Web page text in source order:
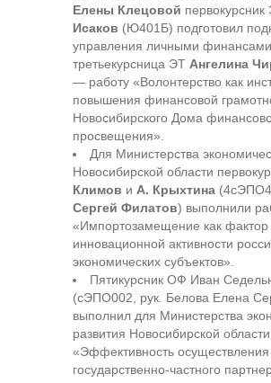
Елены Клецовой первокурсник
Исаков (Ю401Б) подготовил
управления личными
третьекурсница ЭТ Ангелина
— работу «Волонтерство как
повышения финансовой
Новосибирского Дома
просвещения».
Для Министерства
Новосибирской области
Климов и А. Крыхтина
Сергей Филатов) выполнили
«Импортозамещение как
инновационной активности
экономических субъектов».
Пятикурсник ОФ Иван
(сЭПО002, рук. Белова Елена
выполнил для Министерства
развития Новосибирской
«Эффективность осуществления
государственно-частного